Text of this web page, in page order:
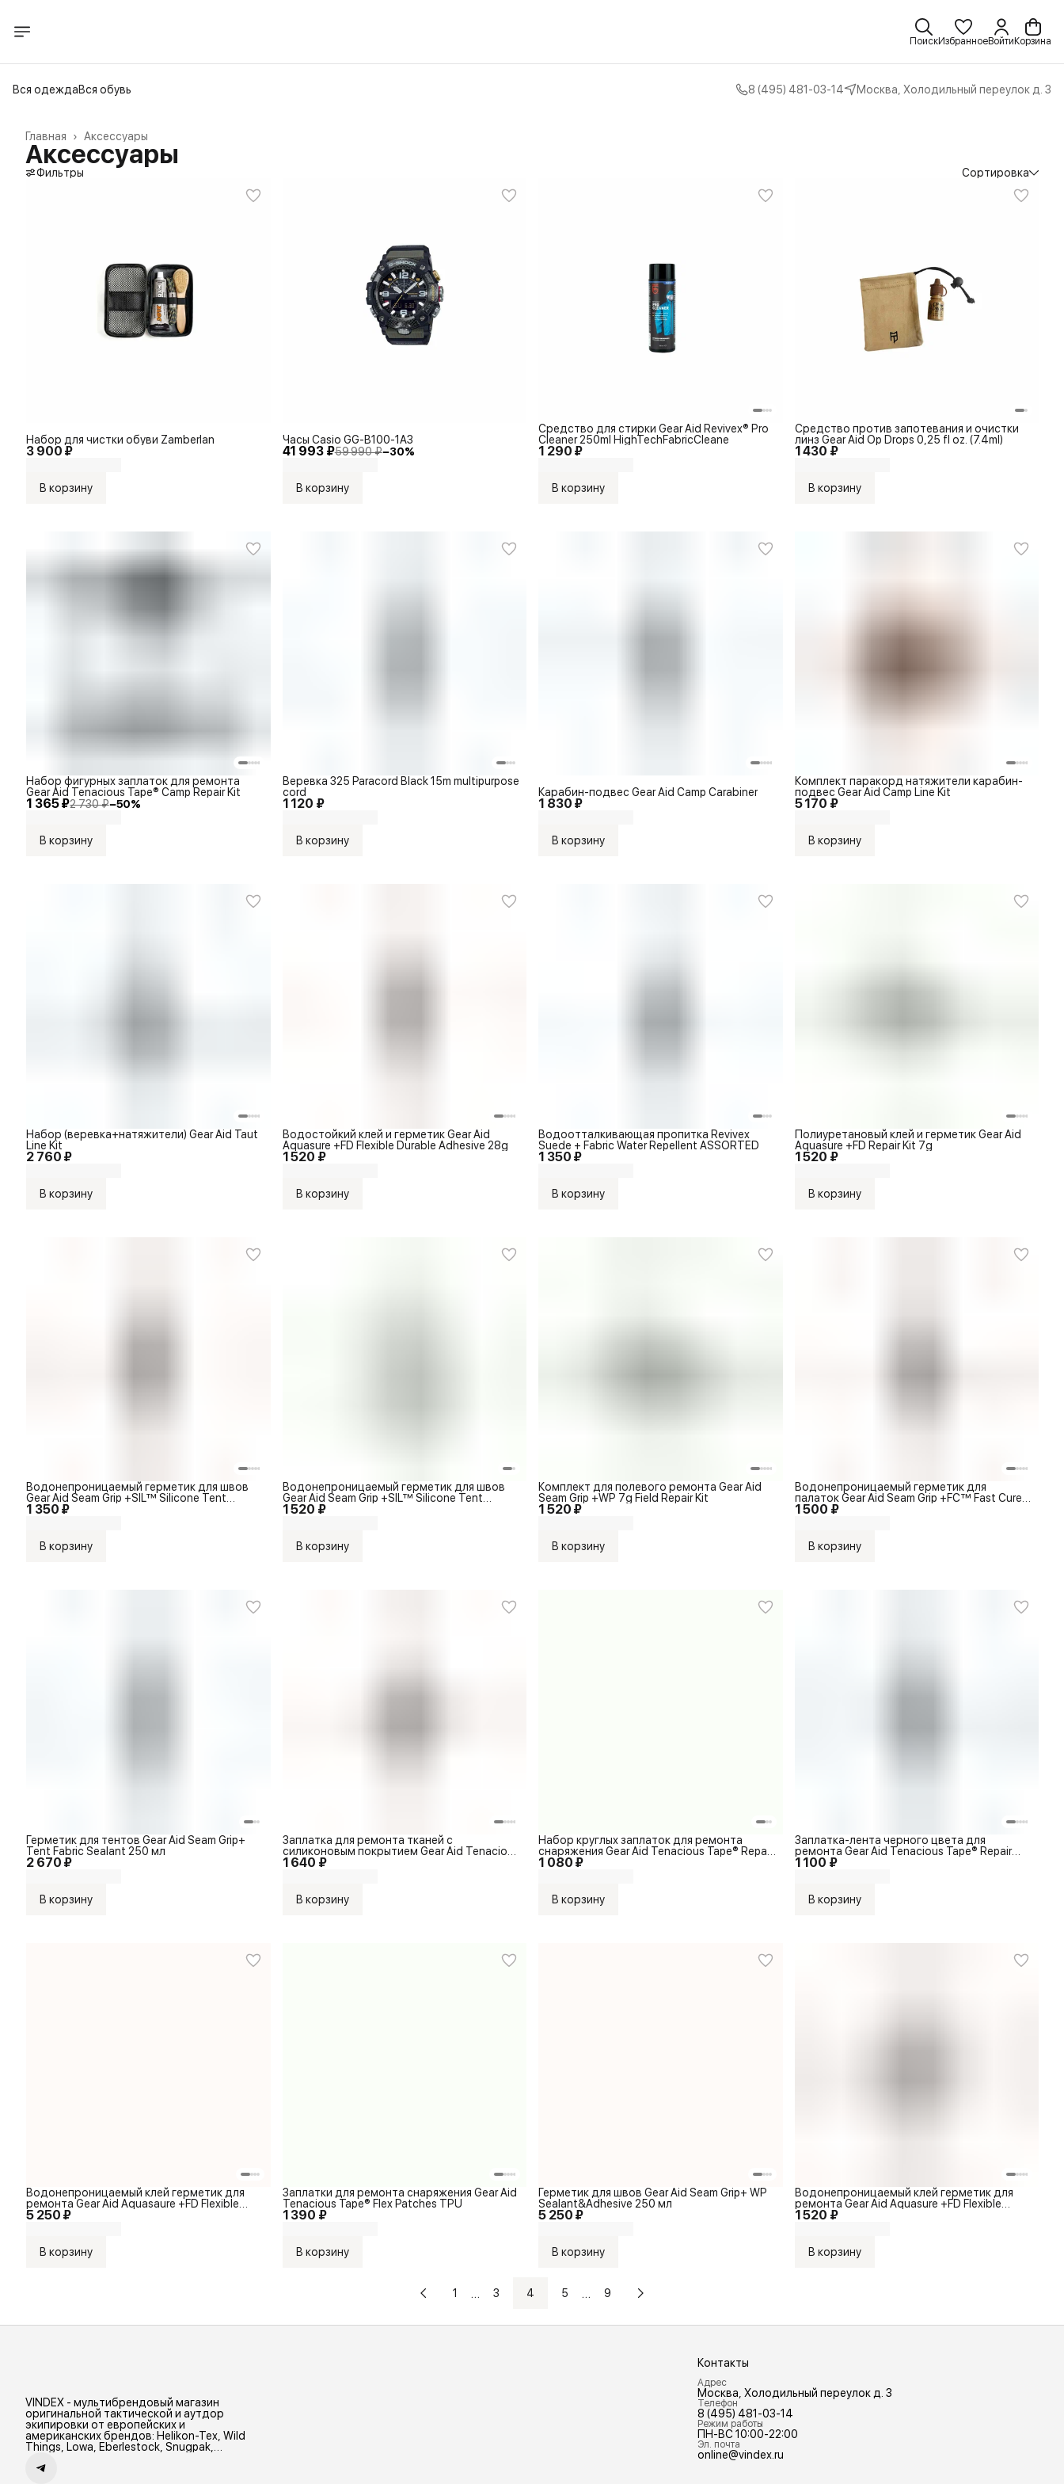
ПоискИзбранноеВойти Корзина
Вся одеждаВся обувь 8 (495) 481-03-14 Москва, Холодильный переулок д. 3
Аксессуары
Главная ›
Аксессуары
Фильтры Сортировка
3 900 ₽
Набор для чистки обуви Zamberlan
В корзину
41 993 ₽59 990 ₽−30%
Часы Casio GG-B100-1A3
В корзину
1 290 ₽
Средство для стирки Gear Aid Revivex® Pro
Cleaner 250ml HighTechFabricCleane
В корзину
1 430 ₽
Средство против запотевания и очистки
линз Gear Aid Op Drops 0,25 fl oz. (7.4ml)
В корзину
1 365 ₽2 730 ₽−50%
Набор фигурных заплаток для ремонта
Gear Aid Tenacious Tape® Camp Repair Kit
В корзину
1 120 ₽
Веревка 325 Paracord Black 15m multipurpose
cord
В корзину
1 830 ₽
Карабин-подвес Gear Aid Camp Carabiner
В корзину
5 170 ₽
Комплект паракорд натяжители карабин-
подвес Gear Aid Camp Line Kit
В корзину
2 760 ₽
Набор (веревка+натяжители) Gear Aid Taut
Line Kit
В корзину
1 520 ₽
Водостойкий клей и герметик Gear Aid
Aquasure +FD Flexible Durable Adhesive 28g
В корзину
1 350 ₽
Водоотталкивающая пропитка Revivex
Suede + Fabric Water Repellent ASSORTED
В корзину
1 520 ₽
Полиуретановый клей и герметик Gear Aid
Aquasure +FD Repair Kit 7g
В корзину
1 350 ₽
Водонепроницаемый герметик для швов
Gear Aid Seam Grip +SIL™ Silicone Tent
Sealant 28g
В корзину
1 520 ₽
Водонепроницаемый герметик для швов
Gear Aid Seam Grip +SIL™ Silicone Tent
Sealant 28g
В корзину
1 520 ₽
Комплект для полевого ремонта Gear Aid
Seam Grip +WP 7g Field Repair Kit
В корзину
1 500 ₽
Водонепроницаемый герметик для
палаток Gear Aid Seam Grip +FC™ Fast Cure
Seam Sealant 60ml
В корзину
2 670 ₽
Герметик для тентов Gear Aid Seam Grip+
Tent Fabric Sealant 250 мл
В корзину
1 640 ₽
Заплатка для ремонта тканей с
силиконовым покрытием Gear Aid Tenacious
Tape® SilNylon Patches
В корзину
1 080 ₽
Набор круглых заплаток для ремонта
снаряжения Gear Aid Tenacious Tape® Repair
Patches
В корзину
1 100 ₽
Заплатка-лента черного цвета для
ремонта Gear Aid Tenacious Tape® Repair
Tape Black Nylon
В корзину
5 250 ₽
Водонепроницаемый клей герметик для
ремонта Gear Aid Aquasaure +FD Flexible
Durable Adhesive 250ml
В корзину
1 390 ₽
Заплатки для ремонта снаряжения Gear Aid
Tenacious Tape® Flex Patches TPU
В корзину
5 250 ₽
Герметик для швов Gear Aid Seam Grip+ WP
Sealant&Adhesive 250 мл
В корзину
1 520 ₽
Водонепроницаемый клей герметик для
ремонта Gear Aid Aquasure +FD Flexible
Durable Adhesive 2 x 7g
В корзину
1 … 3 4 5 … 9
VINDEX - мультибрендовый магазин
оригинальной тактической и аутдор
экипировки от европейских и
американских брендов: Helikon-Tex, Wild
Things, Lowa, Eberlestock, Snugpak,
Контакты
Адрес
Москва, Холодильный переулок д. 3
Телефон
8 (495) 481-03-14
Режим работы
ПН-ВС 10:00-22:00
Эл. почта
online@vindex.ru